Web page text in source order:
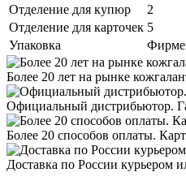
Отделение для купюр
2
Отделение для карточек 5
Упаковка
Более 20 лет на рынке
Официальный дистрибьютор.
Более 20 способов оплаты.
Доставка по России курьером